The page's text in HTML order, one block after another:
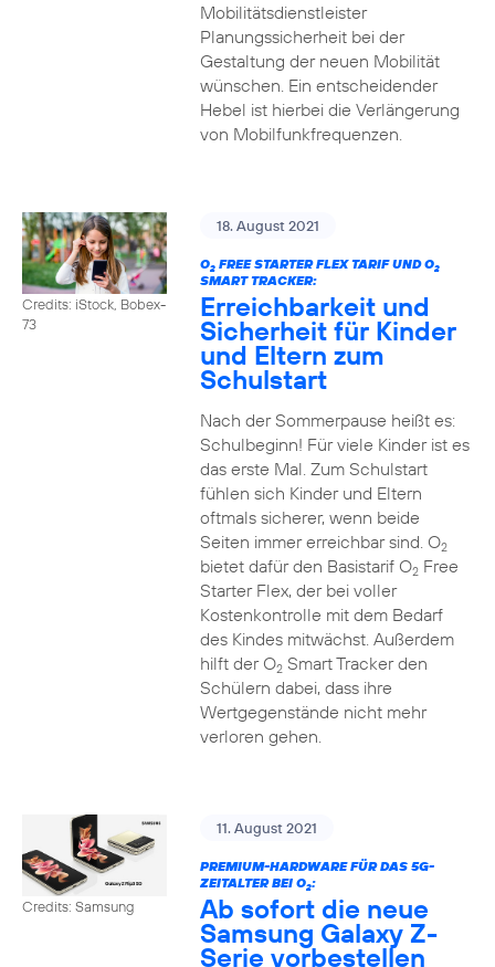
Mobilitätsdienstleister
Planungssicherheit bei der
Gestaltung der neuen Mobilität
wünschen. Ein entscheidender
Hebel ist hierbei die Verlängerung
von Mobilfunkfrequenzen.
Credits: iStock, Bobex-
73
18. August 2021
O2FREE STARTER FLEX TARIF UND O2
SMART TRACKER:
Erreichbarkeit und
Sicherheit für Kinder
und Eltern zum
Schulstart
Nach der Sommerpause heißt es:
Schulbeginn! Für viele Kinder ist es
das erste Mal. Zum Schulstart
fühlen sich Kinder und Eltern
oftmals sicherer, wenn beide
Seiten immer erreichbar sind. O2
bietet dafür den Basistarif O2Free
Starter Flex, der bei voller
Kostenkontrolle mit dem Bedarf
des Kindes mitwächst. Außerdem
hilft der O2Smart Tracker den
Schülern dabei, dass ihre
Wertgegenstände nicht mehr
verloren gehen.
Credits: Samsung
11. August 2021
PREMIUM-HARDWARE FÜR DAS 5G-
ZEITALTER BEI O2:
Ab sofort die neue
Samsung Galaxy Z-
Serie vorbestellen